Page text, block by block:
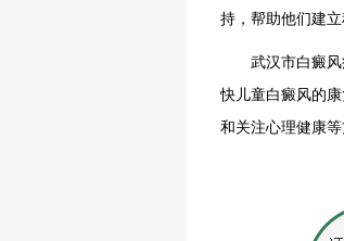
持，帮助他们建
武汉市白癜风
快儿童白癜风的
和关注心理健康